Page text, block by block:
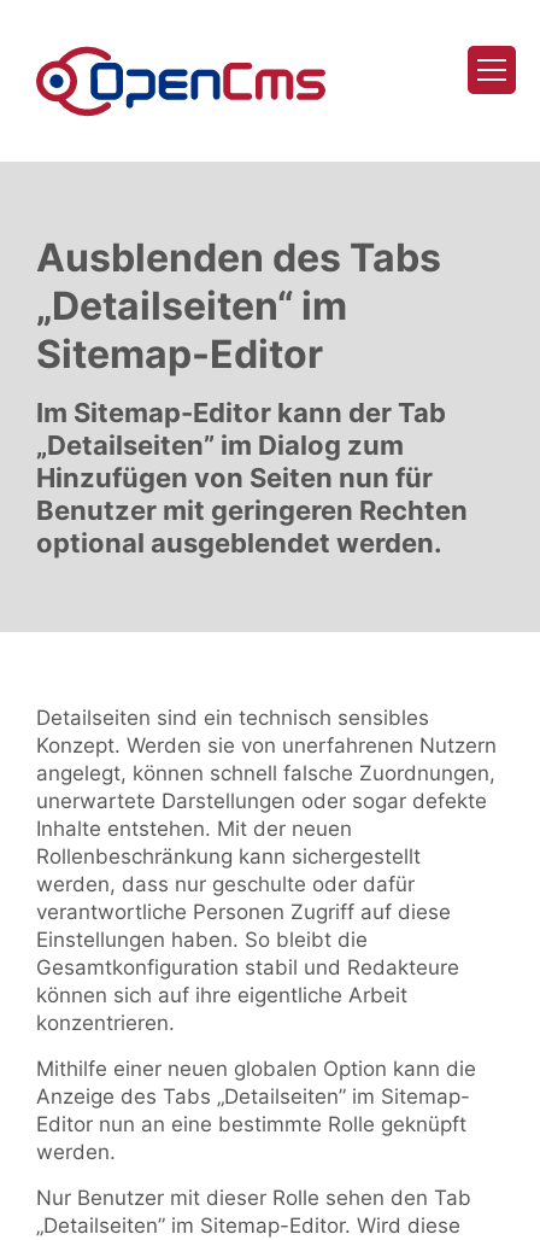
Ausblenden des Tabs
„Detailseiten“ im
Sitemap-Editor
Im Sitemap-Editor kann der Tab
„Detailseiten” im Dialog zum
Hinzufügen von Seiten nun für
Benutzer mit geringeren Rechten
optional ausgeblendet werden.
Detailseiten sind ein technisch sensibles
Konzept. Werden sie von unerfahrenen Nutzern
angelegt, können schnell falsche Zuordnungen,
unerwartete Darstellungen oder sogar defekte
Inhalte entstehen. Mit der neuen
Rollenbeschränkung kann sichergestellt
werden, dass nur geschulte oder dafür
verantwortliche Personen Zugriff auf diese
Einstellungen haben. So bleibt die
Gesamtkonfiguration stabil und Redakteure
können sich auf ihre eigentliche Arbeit
konzentrieren.
Mithilfe einer neuen globalen Option kann die
Anzeige des Tabs „Detailseiten” im Sitemap-
Editor nun an eine bestimmte Rolle geknüpft
werden.
Nur Benutzer mit dieser Rolle sehen den Tab
„Detailseiten” im Sitemap-Editor. Wird diese